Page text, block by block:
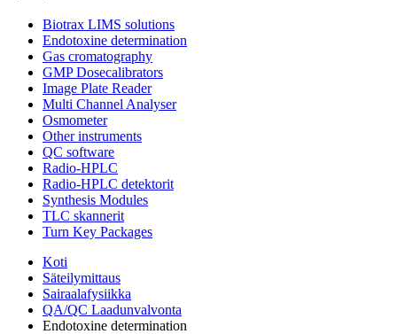
Biotrax LIMS solutions
Endotoxine determination
Gas cromatography
GMP Dosecalibrators
Image Plate Reader
Multi Channel Analyser
Osmometer
Other instruments
QC software
Radio-HPLC
Radio-HPLC detektorit
Synthesis Modules
TLC skannerit
Turn Key Packages
Koti
Säteilymittaus
Sairaalafysiikka
QA/QC Laadunvalvonta
Endotoxine determination